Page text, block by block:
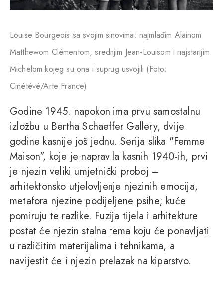
Louise Bourgeois sa svojim sinovima: najmlađim Alainom
Matthewom Clémentom, srednjim Jean-Louisom i najstarijim
Michelom kojeg su ona i suprug usvojili (Foto:
Cinétévé/Arte France)
Godine 1945. napokon ima prvu samostalnu
izložbu u Bertha Schaeffer Gallery, dvije
godine kasnije još jednu. Serija slika "Femme
Maison", koje je napravila kasnih 1940-ih, prvi
je njezin veliki umjetnički proboj –
arhitektonsko utjelovljenje njezinih emocija,
metafora njezine podijeljene psihe; kuće
pomiruju te razlike. Fuzija tijela i arhitekture
postat će njezin stalna tema koju će ponavljati
u različitim materijalima i tehnikama, a
navijestit će i njezin prelazak na kiparstvo.